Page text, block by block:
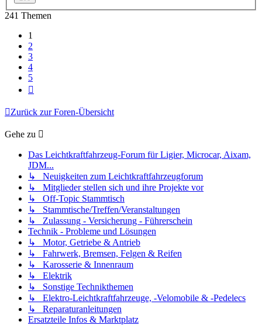
241 Themen
1
2
3
4
5
Zurück zur Foren-Übersicht
Gehe zu
Das Leichtkraftfahrzeug-Forum für Ligier, Microcar, Aixam,
JDM...
↳ Neuigkeiten zum Leichtkraftfahrzeugforum
↳ Mitglieder stellen sich und ihre Projekte vor
↳ Off-Topic Stammtisch
↳ Stammtische/Treffen/Veranstaltungen
↳ Zulassung - Versicherung - Führerschein
Technik - Probleme und Lösungen
↳ Motor, Getriebe & Antrieb
↳ Fahrwerk, Bremsen, Felgen & Reifen
↳ Karosserie & Innenraum
↳ Elektrik
↳ Sonstige Technikthemen
↳ Elektro-Leichtkraftfahrzeuge, -Velomobile & -Pedelecs
↳ Reparaturanleitungen
Ersatzteile Infos & Marktplatz